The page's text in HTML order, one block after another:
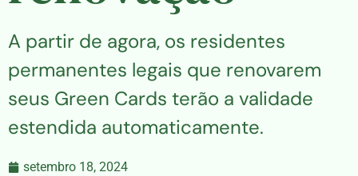
A partir de agora, os residentes
permanentes legais que renovarem
seus Green Cards terão a validade
estendida automaticamente.
setembro 18, 2024